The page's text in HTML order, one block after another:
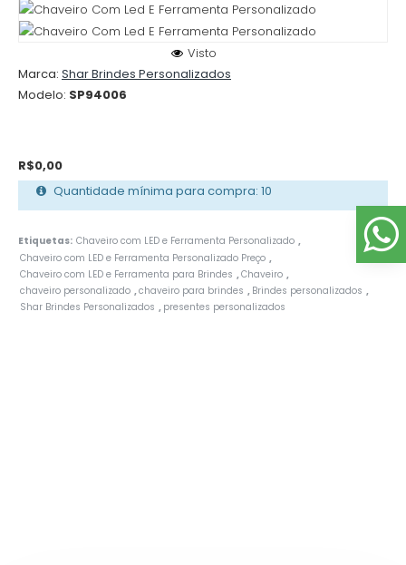
Marca: Shar Brindes Personalizados
Modelo: SP94006
Visto
R$0,00
Quantidade mínima para compra: 10
Etiquetas: Chaveiro com LED e Ferramenta Personalizado ,
Chaveiro com LED e Ferramenta Personalizado Preço ,
Chaveiro com LED e Ferramenta para Brindes ,Chaveiro ,
chaveiro personalizado ,chaveiro para brindes , Brindes personalizados ,
Shar Brindes Personalizados , presentes personalizados